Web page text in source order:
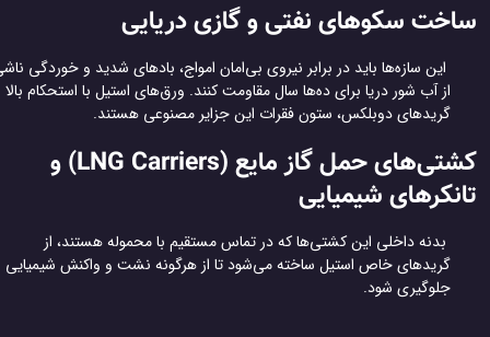
سکوهای نفتی و گازی دریایی
این سازه‌ها باید در برابر نیروی بی‌امان امواج، بادهای شدید و خوردگی ناشی
از آب شور دریا برای ده‌ها سال مقاومت کنند. ورق‌های استیل با استحکام بالا و
گریدهای دوبلکس، ستون فقرات این جزایر مصنوعی هستند.
کشتی‌های حمل گاز مایع (LNG Carriers) و
شیمیایی
بدنه داخلی این کشتی‌ها که در تماس مستقیم با محموله هستند، از
گریدهای خاص استیل ساخته می‌شود تا از هرگونه نشت و واکنش شیمیایی
جلوگیری شود.